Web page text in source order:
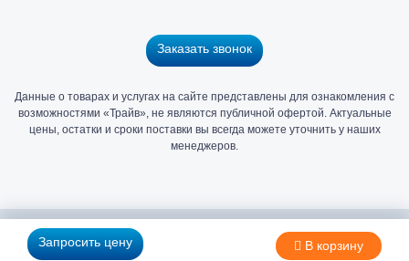
Запросить цену В корзину
Заказать звонок
Данные о товарах и услугах на сайте представлены для ознакомления с
возможностями «Трайв», не являются публичной офертой. Актуальные
цены, остатки и сроки поставки вы всегда можете уточнить у наших
менеджеров.
Главный
в
Санкт-
Петербурге
2006 - 2026 © Компания «Трайв» производитель и дистрибьютор